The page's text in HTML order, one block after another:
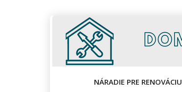
NÁRADIE PRE RENOVÁCIU